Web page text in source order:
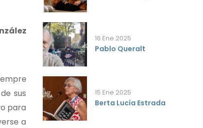
sus
para
a
16 Ene 2025
Pablo Queralt
15 Ene 2025
Berta Lucía Estrada